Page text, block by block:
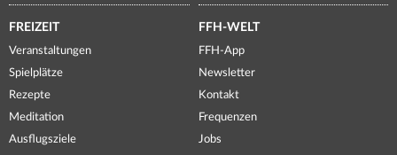
FREIZEIT
Veranstaltungen
Spielplätze
Rezepte
Meditation
Ausflugsziele
FFH-WELT
FFH-App
Newsletter
Kontakt
Frequenzen
Jobs